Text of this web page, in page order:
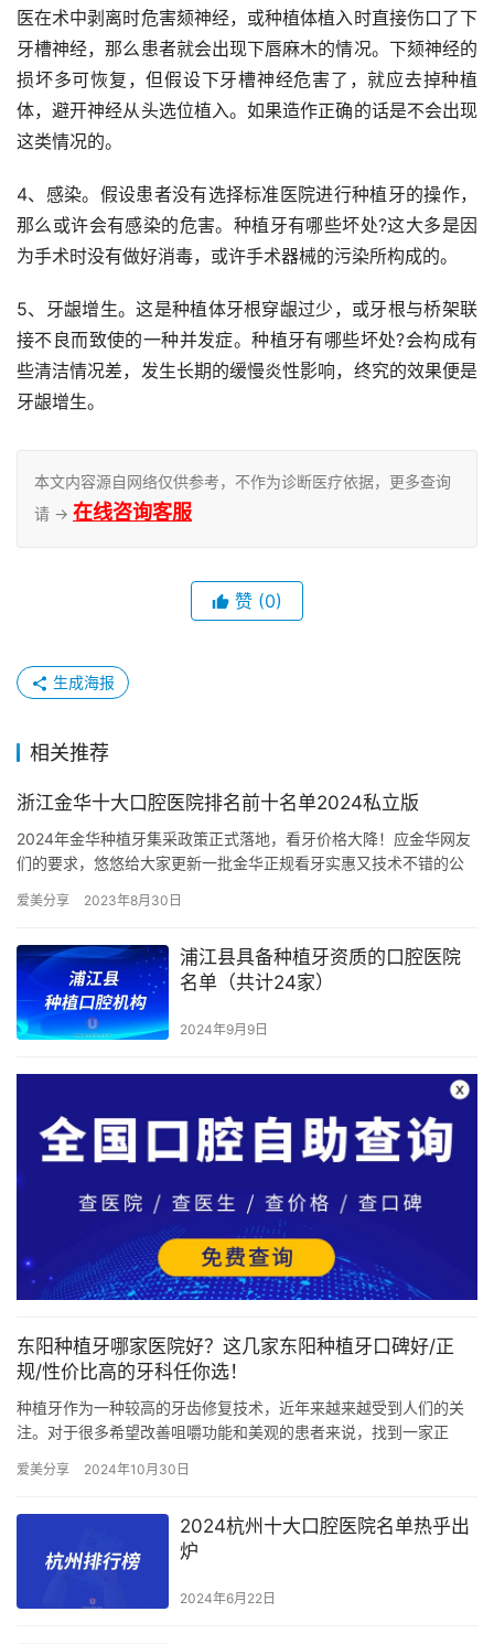
医在术中剥离时危害颏神经，或种植体植入时直接伤口了下
牙槽神经，那么患者就会出现下唇麻木的情况。下颏神经的
损坏多可恢复，但假设下牙槽神经危害了，就应去掉种植
体，避开神经从头选位植入。如果造作正确的话是不会出现
这类情况的。
4、感染。假设患者没有选择标准医院进行种植牙的操作，
那么或许会有感染的危害。种植牙有哪些坏处?这大多是因
为手术时没有做好消毒，或许手术器械的污染所构成的。
5、牙龈增生。这是种植体牙根穿龈过少，或牙根与桥架联
接不良而致使的一种并发症。种植牙有哪些坏处?会构成有
些清洁情况差，发生长期的缓慢炎性影响，终究的效果便是
牙龈增生。
本文内容源自网络仅供参考，不作为诊断医疗依据，更多查询
请 → 在线咨询客服
赞 (0)
生成海报
相关推荐
浙江金华十大口腔医院排名前十名单2024私立版
2024年金华种植牙集采政策正式落地，看牙价格大降！应金华网友
们的要求，悠悠给大家更新一批金华正规看牙实惠又技术不错的公
为…
爱美分享 2023年8月30日
浦江县具备种植牙资质的口腔医院
名单（共计24家）
2024年9月9日
东阳种植牙哪家医院好？这几家东阳种植牙口碑好/正
规/性价比高的牙科任你选！
种植牙作为一种较高的牙齿修复技术，近年来越来越受到人们的关
注。对于很多希望改善咀嚼功能和美观的患者来说，找到一家正
种植牙服…
爱美分享 2024年10月30日
2024杭州十大口腔医院名单热乎出
炉
2024年6月22日